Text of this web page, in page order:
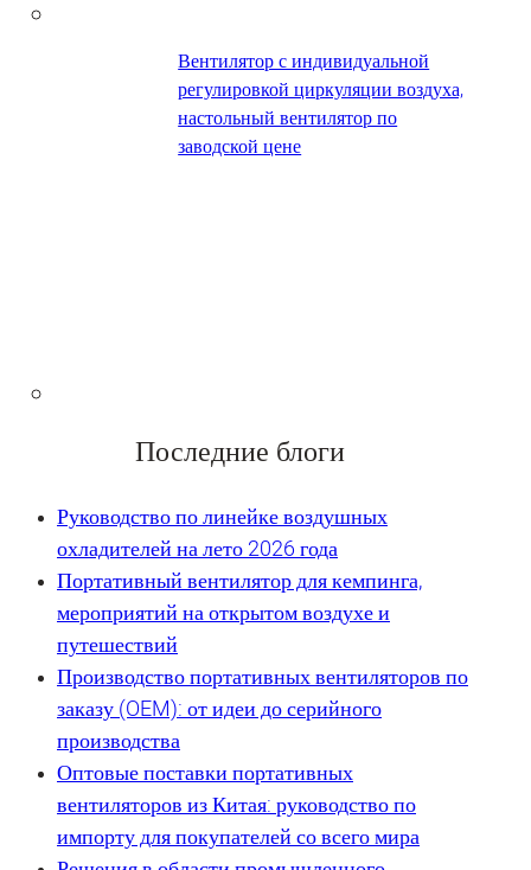
Вентилятор с индивидуальной
регулировкой циркуляции воздуха,
настольный вентилятор по
заводской цене
Последние блоги
Руководство по линейке воздушных
охладителей на лето 2026 года
Портативный вентилятор для кемпинга,
мероприятий на открытом воздухе и
путешествий
Производство портативных вентиляторов по
заказу (OEM): от идеи до серийного
производства
Оптовые поставки портативных
вентиляторов из Китая: руководство по
импорту для покупателей со всего мира